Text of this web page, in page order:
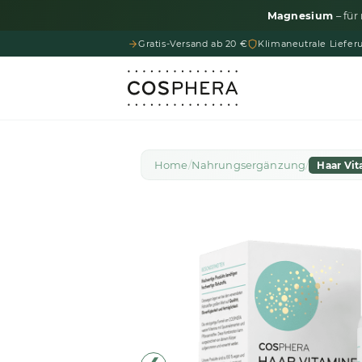
Magnesium –
Gratis-Versand ab 20 € Klimaneutrale
Home/Nahrungsergänzung/ Haar